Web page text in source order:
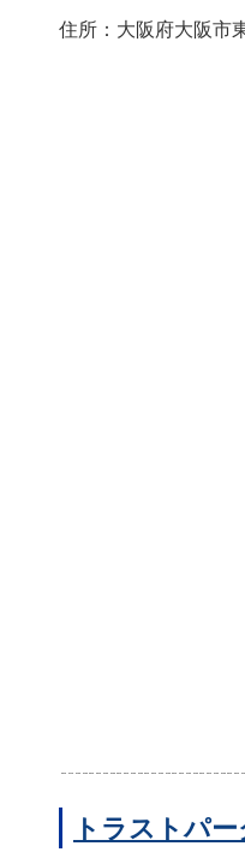
住所：大阪府大阪市
トラストパ